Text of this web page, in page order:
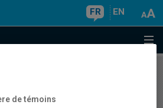
FR EN
de témoins